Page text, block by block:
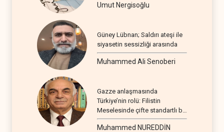
Umut Nergisoğlu
Güney Lübnan; Saldırı ateşi ile
siyasetin sessizliği arasında
Muhammed Ali Senoberi
Gazze anlaşmasında
Türkiye’nin rolü: Filistin
Meselesinde çifte standartlı bir
seyir
Muhammed NUREDDİN